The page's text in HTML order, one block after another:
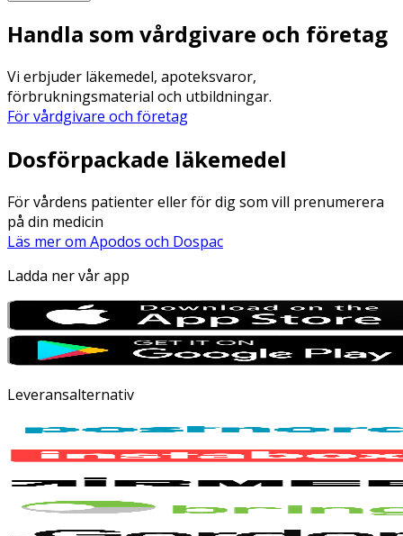
Handla som vårdgivare och företag
Vi erbjuder läkemedel, apoteksvaror,
förbrukningsmaterial och utbildningar.
För vårdgivare och företag
Dosförpackade läkemedel
För vårdens patienter eller för dig som vill prenumerera
på din medicin
Läs mer om Apodos och Dospac
Ladda ner vår app
Leveransalternativ